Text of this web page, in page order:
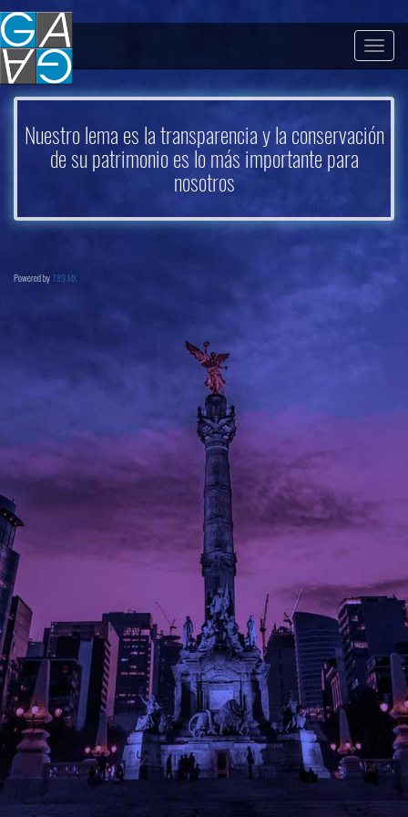
Nuestro lema es la transparencia y la conservación
de su patrimonio es lo más importante para
nosotros
Powered by 789.MX